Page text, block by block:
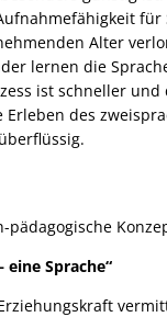
für
Alter
lernen die
ist schneller
Erleben des
pädagogische
eine Sprache“